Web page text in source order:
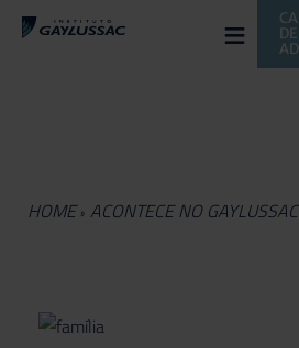
≡
DE
HOME » ACONTECE NO GAYLUSSAC